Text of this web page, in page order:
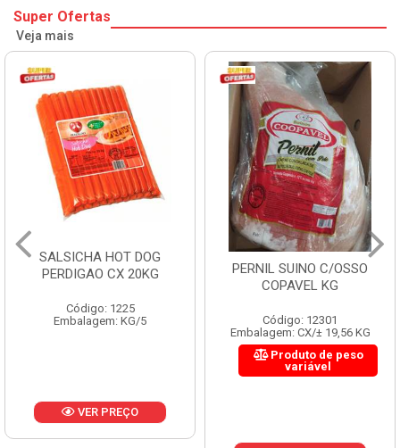
Super Ofertas
Veja mais
SALSICHA HOT DOG
PERDIGAO CX 20KG
Código: 1225
Embalagem: KG/5
VER PREÇO
PERNIL SUINO C/OSSO
COPAVEL KG
Código: 12301
Embalagem: CX/± 19,56 KG
Produto de peso
variável